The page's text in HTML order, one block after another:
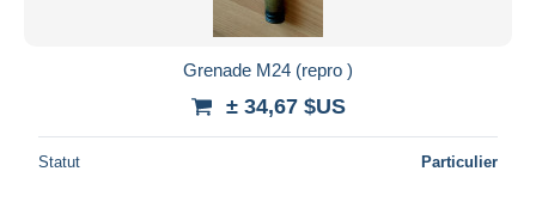
Grenade M24 (repro )
± 34,67 $US
Statut Particulier